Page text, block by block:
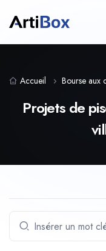
Accueil Bourse aux
Projets de